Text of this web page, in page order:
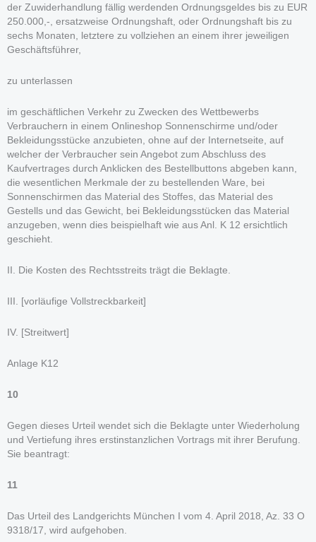
der Zuwiderhandlung fällig werdenden Ordnungsgeldes bis zu EUR
250.000,-, ersatzweise Ordnungshaft, oder Ordnungshaft bis zu
sechs Monaten, letztere zu vollziehen an einem ihrer jeweiligen
Geschäftsführer,
zu unterlassen
im geschäftlichen Verkehr zu Zwecken des Wettbewerbs
Verbrauchern in einem Onlineshop Sonnenschirme und/oder
Bekleidungsstücke anzubieten, ohne auf der Internetseite, auf
welcher der Verbraucher sein Angebot zum Abschluss des
Kaufvertrages durch Anklicken des Bestellbuttons abgeben kann,
die wesentlichen Merkmale der zu bestellenden Ware, bei
Sonnenschirmen das Material des Stoffes, das Material des
Gestells und das Gewicht, bei Bekleidungsstücken das Material
anzugeben, wenn dies beispielhaft wie aus Anl. K 12 ersichtlich
geschieht.
II. Die Kosten des Rechtsstreits trägt die Beklagte.
III. [vorläufige Vollstreckbarkeit]
IV. [Streitwert]
Anlage K12
10
Gegen dieses Urteil wendet sich die Beklagte unter Wiederholung
und Vertiefung ihres erstinstanzlichen Vortrags mit ihrer Berufung.
Sie beantragt:
11
Das Urteil des Landgerichts München I vom 4. April 2018, Az. 33 O
9318/17, wird aufgehoben.